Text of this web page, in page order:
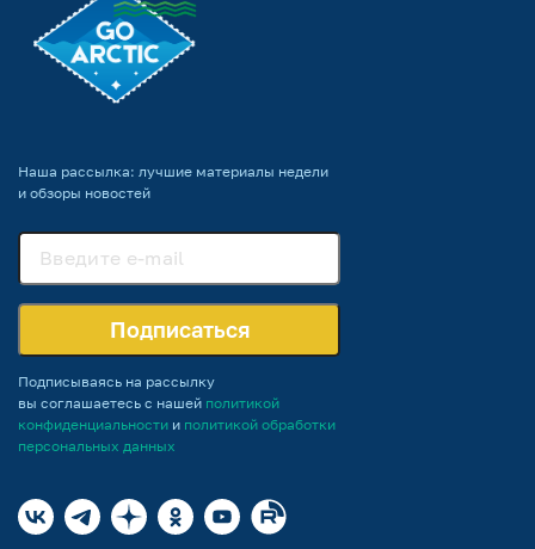
Наша рассылка: лучшие материалы недели
и обзоры новостей
Подписаться
Подписываясь на рассылку
вы соглашаетесь с нашей политикой
конфиденциальности и политикой обработки
персональных данных